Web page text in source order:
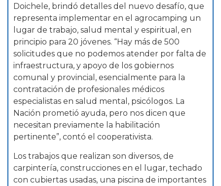
Doichele, brindó detalles del nuevo desafío, que
representa implementar en el agrocamping un
lugar de trabajo, salud mental y espiritual, en
principio para 20 jóvenes. “Hay más de 500
solicitudes que no podemos atender por falta de
infraestructura, y apoyo de los gobiernos
comunal y provincial, esencialmente para la
contratación de profesionales médicos
especialistas en salud mental, psicólogos. La
Nación prometió ayuda, pero nos dicen que
necesitan previamente la habilitación
pertinente”, contó el cooperativista.
Los trabajos que realizan son diversos, de
carpintería, construcciones en el lugar, techado
con cubiertas usadas, una piscina de importantes